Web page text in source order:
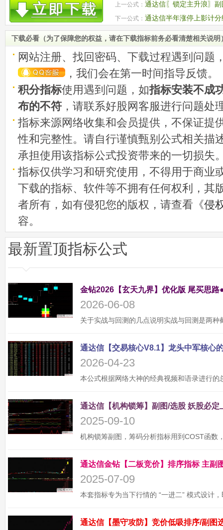
上一公式： 通达信〖锁定主升浪〗
的短线潜力标的
下一公式： 通达信半年涨停上影计
上方抛压大小 源码
下载必看（为了保障您的权益，请在下载指标前务必看清楚相关说明
网站注册、找回密码、下载过程遇到问题
，我们会在第一时间指导反馈。
积分指标使用遇到问题，如指标安装不成
布的不符 ，请联系好股网客服进行问题处
指标来源网络收集和会员提供，不保证提
性和完整性。请自行谨慎甄别公式相关描
承担使用该指标公式投资带来的一切损失
指标仅供学习和研究使用，不得用于商业
下载的指标、软件等不拥有任何权利，其
者所有，如有侵犯您的版权，请查看《侵
容。
最新置顶指标公式
金钻2026【玄天九界】优化版 尾买思
2026-06-08
2026-04-23
2025-09-10
2025-07-09